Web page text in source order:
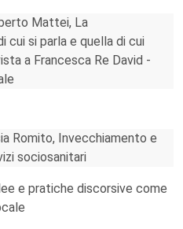
Mattei, La
cui si parla e quella di cui
a Francesca Re David -
Romito, Invecchiamento e
sociosanitari
e pratiche discorsive come